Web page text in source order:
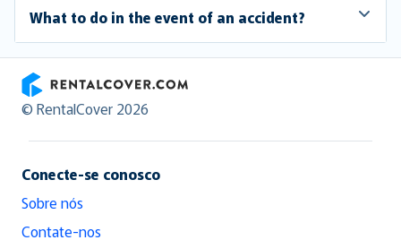
What to do in the event of an accident?
RentalCover
© RentalCover 2026
Conecte-se conosco
Sobre nós
Contate-nos